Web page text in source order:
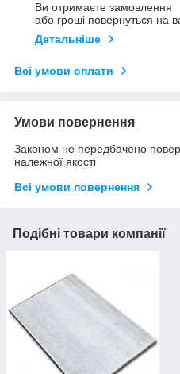
Ви отримаєте замовлення
або гроші повернуться на
Детальніше
Всі умови оплати
Умови повернення
Законом не передбачено
належної якості
Всі умови повернення
Подібні товари компанії